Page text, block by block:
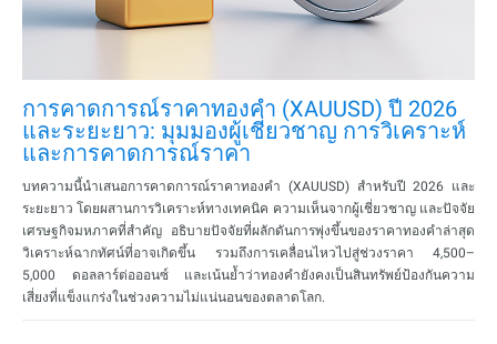
การคาดการณ์ราคาทองคำ (XAUUSD) ปี 2026
และระยะยาว: มุมมองผู้เชี่ยวชาญ การวิเคราะห์
และการคาดการณ์ราคา
บทความนี้นำเสนอการคาดการณ์ราคาทองคำ (XAUUSD) สำหรับปี 2026 และ
ระยะยาว โดยผสานการวิเคราะห์ทางเทคนิค ความเห็นจากผู้เชี่ยวชาญ และปัจจัย
เศรษฐกิจมหภาคที่สำคัญ อธิบายปัจจัยที่ผลักดันการพุ่งขึ้นของราคาทองคำล่าสุด
วิเคราะห์ฉากทัศน์ที่อาจเกิดขึ้น รวมถึงการเคลื่อนไหวไปสู่ช่วงราคา 4,500–
5,000 ดอลลาร์ต่อออนซ์ และเน้นย้ำว่าทองคำยังคงเป็นสินทรัพย์ป้องกันความ
เสี่ยงที่แข็งแกร่งในช่วงความไม่แน่นอนของตลาดโลก.